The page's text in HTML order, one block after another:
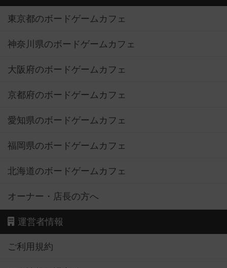
東京都のボードゲームカフェ
神奈川県のボードゲームカフェ
大阪府のボードゲームカフェ
京都府のボードゲームカフェ
愛知県のボードゲームカフェ
福岡県のボードゲームカフェ
北海道のボードゲームカフェ
オーナー・店長の方へ
運営者情報
ご利用規約